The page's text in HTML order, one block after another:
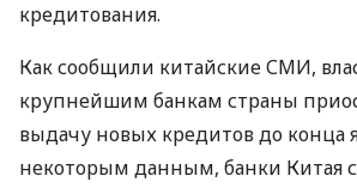
кредитования.
Как сообщили китайские СМИ,
крупнейшим банкам страны
выдачу новых кредитов до конца
некоторым данным, банки Китая с